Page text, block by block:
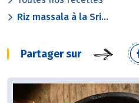
Riz massala à la Sri...
Partager sur